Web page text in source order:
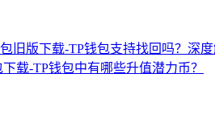
旧版下载-TP钱包支持找回吗？深
载-TP钱包中有哪些升值潜力币？